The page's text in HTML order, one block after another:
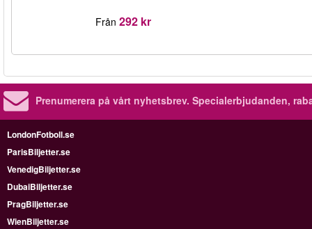
Från 292 kr
Prenumerera på vårt nyhetsbrev. Specialerbjudanden,
LondonFotboll.se
ParisBiljetter.se
VenedigBiljetter.se
DubaiBiljetter.se
PragBiljetter.se
WienBiljetter.se